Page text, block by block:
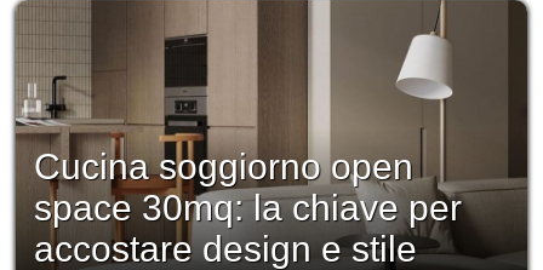
Cucina soggiorno open
space 30mq: la chiave per
accostare design e stile